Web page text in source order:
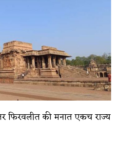
समाजसेवेचा ध्यास : डॉ. राहुल
म्हणजे धोका टळला असे नाही!
घडलेल्या महत्त्वाच्या घटना
फिरवलीत की मनात एकच राज्य